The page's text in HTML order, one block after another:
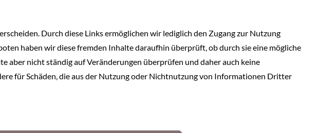
Durch diese Links ermöglichen wir lediglich den Zugang zur Nutzung
haben wir diese fremden Inhalte daraufhin überprüft, ob durch sie eine mögliche
nicht ständig auf Veränderungen überprüfen und daher auch keine
für Schäden, die aus der Nutzung oder Nichtnutzung von Informationen Dritter